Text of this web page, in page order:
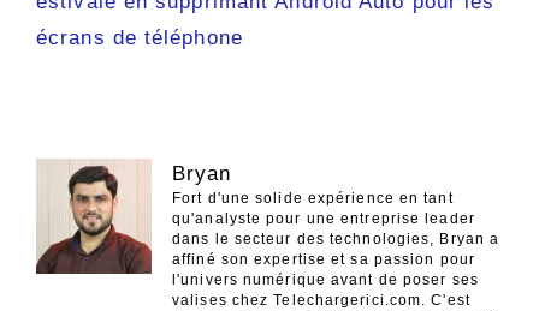
écrans de téléphone
Bryan
Fort d'une solide expérience en tant
qu'analyste pour une entreprise leader
dans le secteur des technologies, Bryan a
affiné son expertise et sa passion pour
l'univers numérique avant de poser ses
valises chez Telechargerici.com. C'est